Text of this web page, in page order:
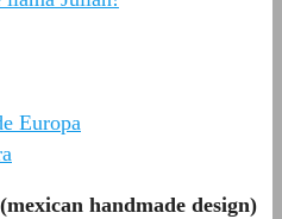
Europa
handmade design)